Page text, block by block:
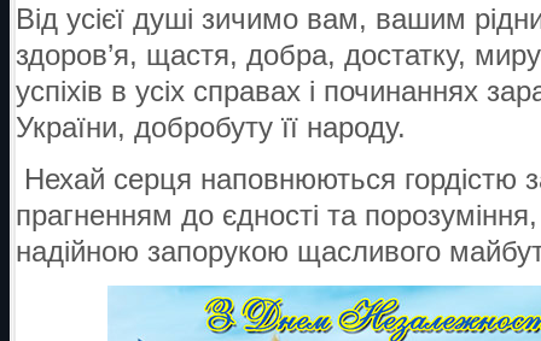
Від усієї душі зичимо вам, вашим
здоров’я, щастя, добра, достатку,
успіхів в усіх справах і починаннях
України, добробуту її народу.
Нехай серця наповнюються гордістю
прагненням до єдності та
надійною запорукою щасливого